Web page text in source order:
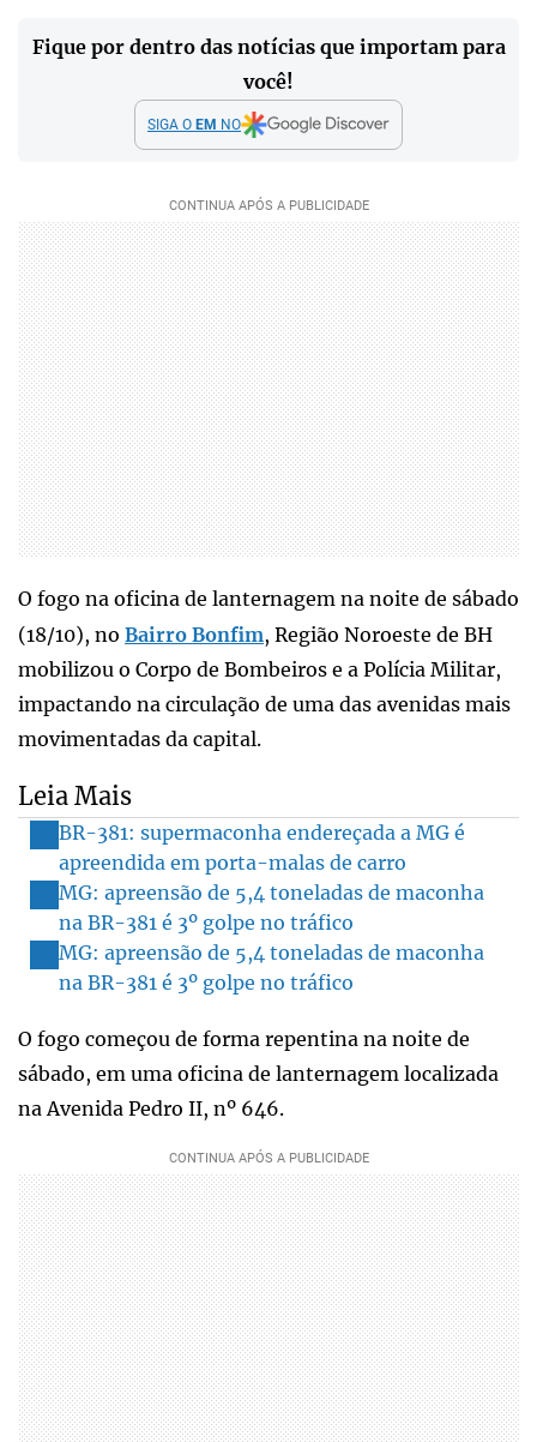
Fique por dentro das notícias que importam para
você!
SIGA O EM NO
O fogo na oficina de lanternagem na noite de sábado
(18/10), no Bairro Bonfim, Região Noroeste de BH
mobilizou o Corpo de Bombeiros e a Polícia Militar,
impactando na circulação de uma das avenidas mais
movimentadas da capital.
Leia Mais
BR-381: supermaconha endereçada a MG é
apreendida em porta-malas de carro
MG: apreensão de 5,4 toneladas de maconha
na BR-381 é 3º golpe no tráfico
MG: apreensão de 5,4 toneladas de maconha
na BR-381 é 3º golpe no tráfico
O fogo começou de forma repentina na noite de
sábado, em uma oficina de lanternagem localizada
na Avenida Pedro II, nº 646.